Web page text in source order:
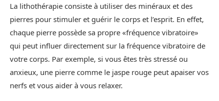
La lithothérapie consiste à utiliser des minéraux et des
pierres pour stimuler et guérir le corps et l’esprit. En effet,
chaque pierre possède sa propre «fréquence vibratoire»
qui peut influer directement sur la fréquence vibratoire de
votre corps. Par exemple, si vous êtes très stressé ou
anxieux, une pierre comme le jaspe rouge peut apaiser vos
nerfs et vous aider à vous relaxer.